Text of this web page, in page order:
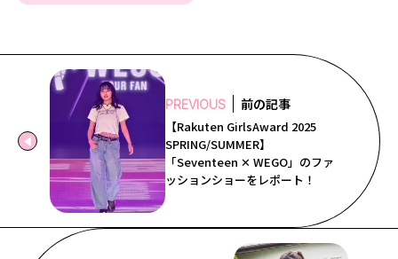
PREVIOUS 前の記事
【Rakuten GirlsAward 2025
SPRING/SUMMER】
「Seventeen ✕ WEGO」のファ
ッションショーをレポート！